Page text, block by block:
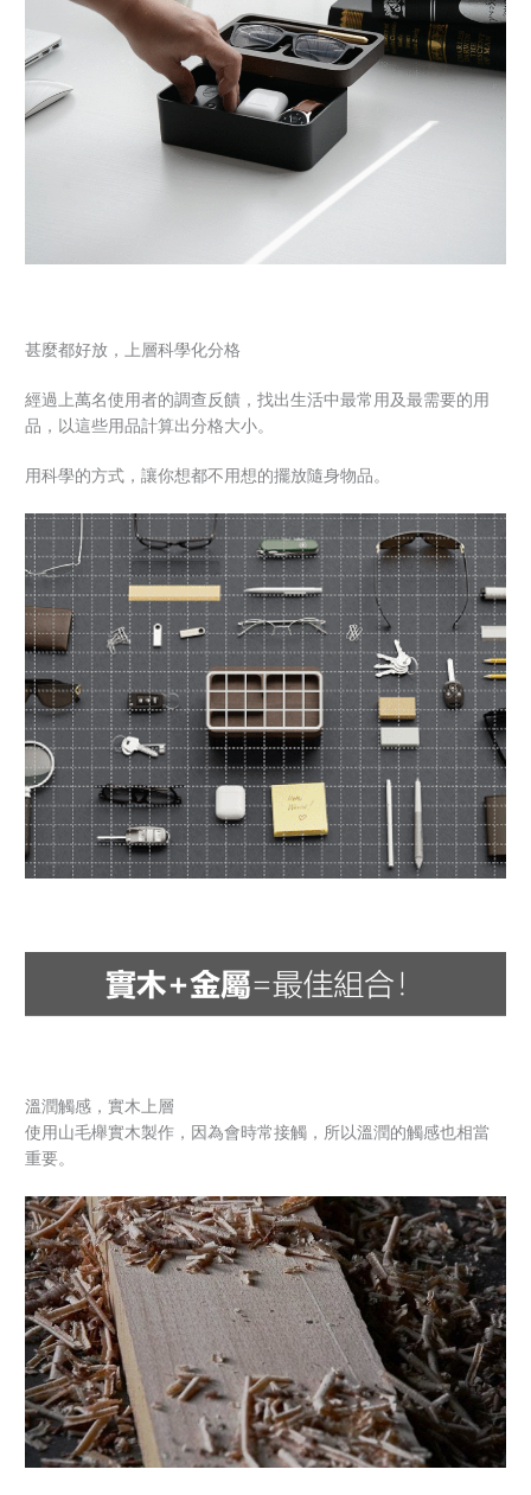
甚麼都好放，上層科學化分格
經過上萬名使用者的調查反饋，找出生活中最常用及最需要的用
品，以這些用品計算出分格大小。
用科學的方式，讓你想都不用想的擺放隨身物品。
溫潤觸感，實木上層
使用山毛櫸實木製作，因為會時常接觸，所以溫潤的觸感也相當
重要。